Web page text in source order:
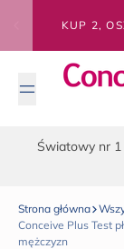
KUP 2,
Światowy nr
Strona główna
Conceive Plus Test
mężczyzn